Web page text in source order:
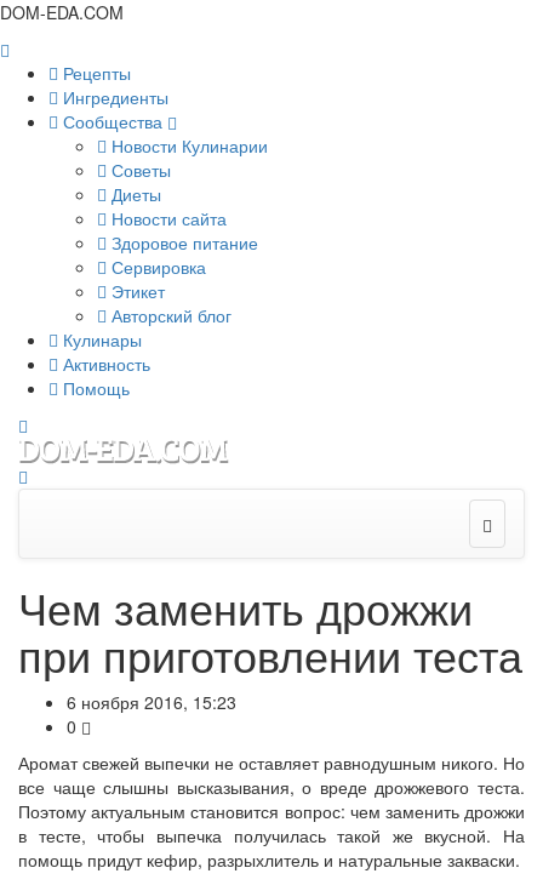
DOM-EDA.COM
Рецепты
Ингредиенты
Сообщества
Новости Кулинарии
Советы
Диеты
Новости сайта
Здоровое питание
Сервировка
Этикет
Авторский блог
Кулинары
Активность
Помощь
Чем заменить дрожжи
при приготовлении теста
6 ноября 2016, 15:23
0
Аромат свежей выпечки не оставляет равнодушным никого. Но
все чаще слышны высказывания, о вреде дрожжевого теста.
Поэтому актуальным становится вопрос: чем заменить дрожжи
в тесте, чтобы выпечка получилась такой же вкусной. На
помощь придут кефир, разрыхлитель и натуральные закваски.